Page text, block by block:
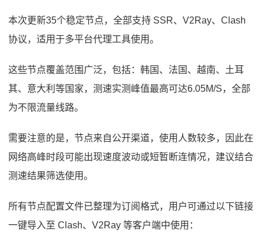
本次更新35个稳定节点，全部支持 SSR、V2Ray、Clash
协议，适用于多平台代理工具使用。
这些节点覆盖范围广泛，包括：韩国、法国、越南、土耳
其、意大利等国家，测速实测峰值最高可达6.05M/S，全部
为不限流量线路。
需要注意的是，节点来自公开渠道，使用人数较多，因此在
网络高峰时段可能出现速度波动或短暂断连情况，建议结合
测速结果筛选使用。
所有节点配置文件已整理为订阅格式，用户可通过以下链接
一键导入至 Clash、V2Ray 等客户端中使用：